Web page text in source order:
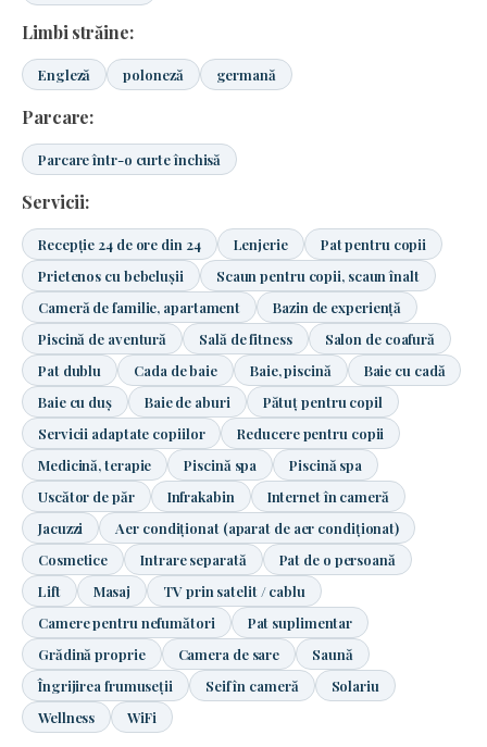
Limbi străine:
Engleză poloneză germană
Parcare:
Parcare într-o curte închisă
Servicii:
Recepție 24 de ore din 24 Lenjerie
Pat pentru copii
Prietenos cu bebelușii
Scaun pentru copii, scaun înalt
Cameră de familie, apartament
Bazin de experiență
Piscină de aventură
Sală de fitness
Salon de coafură
Pat dublu
Cada de baie Baie, piscină
Baie cu cadă
Baie cu duș
Baie de aburi
Pătuț pentru copil
Servicii adaptate copiilor
Reducere pentru copii
Medicină, terapie
Piscină spa
Piscină spa
Uscător de păr
Infrakabin
Internet în cameră
Jacuzzi
Aer condiționat (aparat de aer condiționat)
Cosmetice
Intrare separată
Pat de o persoană
Lift
Masaj
TV prin satelit / cablu
Camere pentru nefumători
Pat suplimentar
Grădină proprie
Camera de sare
Saună
Îngrijirea frumuseții
Seif în cameră
Solariu
Wellness
WiFi